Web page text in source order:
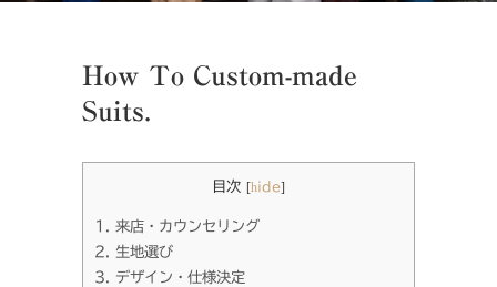
How To Custom-made
Suits.
目次 [hide]
1. 来店・カウンセリング
2. 生地選び
3. デザイン・仕様決定